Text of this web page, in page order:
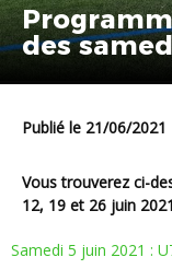
des
2021 MAJ
Publié le 21/06/2021
Vous trouverez ci-dessous la programmation des samedis 5,
12, 19 et 26 juin
samedi 5 juin 2021 :